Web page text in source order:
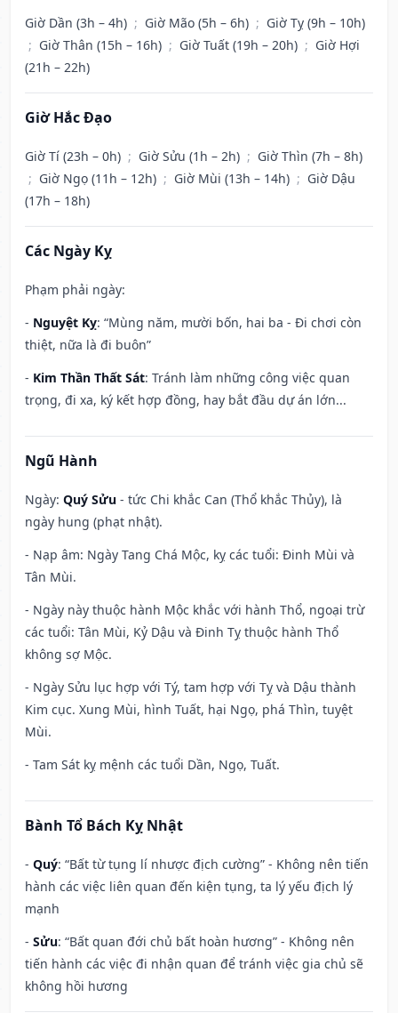
Giờ Dần (3h – 4h) ; Giờ Mão (5h – 6h) ; Giờ Tỵ (9h – 10h)
; Giờ Thân (15h – 16h) ; Giờ Tuất (19h – 20h) ; Giờ Hợi
(21h – 22h)
Giờ Hắc Đạo
Giờ Tí (23h – 0h) ; Giờ Sửu (1h – 2h) ; Giờ Thìn (7h – 8h)
; Giờ Ngọ (11h – 12h) ; Giờ Mùi (13h – 14h) ; Giờ Dậu
(17h – 18h)
Các Ngày Kỵ
Phạm phải ngày:
- Nguyệt Kỵ: “Mùng năm, mười bốn, hai ba - Đi chơi còn
thiệt, nữa là đi buôn”
- Kim Thần Thất Sát: Tránh làm những công việc quan
trọng, đi xa, ký kết hợp đồng, hay bắt đầu dự án lớn...
Ngũ Hành
Ngày: Quý Sửu - tức Chi khắc Can (Thổ khắc Thủy), là
ngày hung (phạt nhật).
- Nạp âm: Ngày Tang Chá Mộc, kỵ các tuổi: Đinh Mùi và
Tân Mùi.
- Ngày này thuộc hành Mộc khắc với hành Thổ, ngoại trừ
các tuổi: Tân Mùi, Kỷ Dậu và Đinh Tỵ thuộc hành Thổ
không sợ Mộc.
- Ngày Sửu lục hợp với Tý, tam hợp với Tỵ và Dậu thành
Kim cục. Xung Mùi, hình Tuất, hại Ngọ, phá Thìn, tuyệt
Mùi.
- Tam Sát kỵ mệnh các tuổi Dần, Ngọ, Tuất.
Bành Tổ Bách Kỵ Nhật
- Quý: “Bất từ tụng lí nhược địch cường” - Không nên tiến
hành các việc liên quan đến kiện tụng, ta lý yếu địch lý
mạnh
- Sửu: “Bất quan đới chủ bất hoàn hương” - Không nên
tiến hành các việc đi nhận quan để tránh việc gia chủ sẽ
không hồi hương